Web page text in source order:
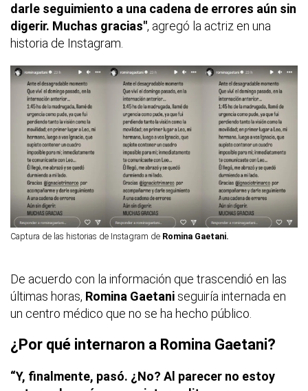
darle seguimiento a una cadena de errores aún sin
digerir. Muchas gracias", agregó la actriz en una
historia de Instagram.
Captura de las historias de Instagram de Romina Gaetani.
De acuerdo con la información que trascendió en las
últimas horas, Romina Gaetani seguiría internada en
un centro médico que no se ha hecho público.
¿Por qué internaron a Romina Gaetani?
“Y, finalmente, pasó. ¿No? Al parecer no estoy